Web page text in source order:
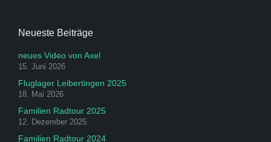
Neueste Beiträge
neues Video von Axel
15. Juni 2026
Fluglager Leibertingen 2025
18. Mai 2026
Familien Radtour 2025
12. Dezember 2025
Familien Radtour 2024